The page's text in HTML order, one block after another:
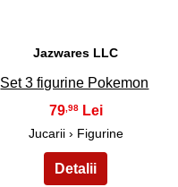
Jazwares LLC
Set 3 figurine Pokemon
79,98
Jucarii › Figurine